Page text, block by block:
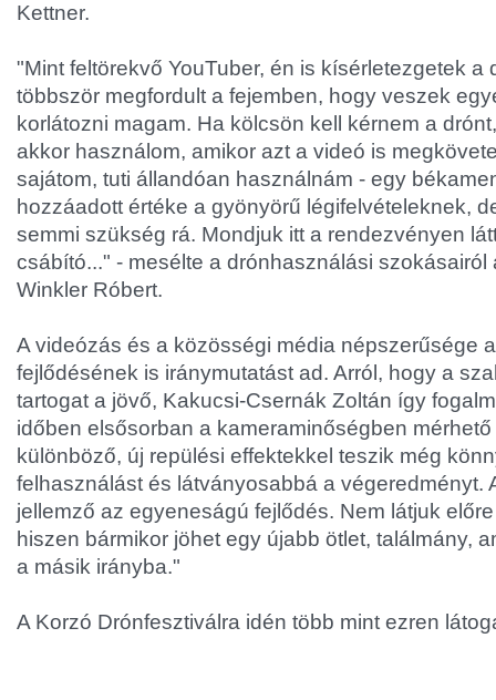
Kettner.
"Mint feltörekvő YouTuber, én is kísérletezgetek a
többször megfordult a fejemben, hogy veszek
korlátozni magam. Ha kölcsön kell kérnem a
akkor használom, amikor azt a videó is
sajátom, tuti állandóan használnám - egy
hozzáadott értéke a gyönyörű légifelvételeknek,
semmi szükség rá. Mondjuk itt a rendezvényen
csábító..." - mesélte a drónhasználási szokásairól
Winkler Róbert.
A videózás és a közösségi média népszerűsége
fejlődésének is iránymutatást ad. Arról, hogy a
tartogat a jövő, Kakucsi-Csernák Zoltán így
időben elsősorban a kameraminőségben
különböző, új repülési effektekkel teszik még
felhasználást és látványosabbá a végeredményt.
jellemző az egyeneságú fejlődés. Nem látjuk
hiszen bármikor jöhet egy újabb ötlet, találmány,
a másik irányba."
A Korzó Drónfesztiválra idén több mint ezren